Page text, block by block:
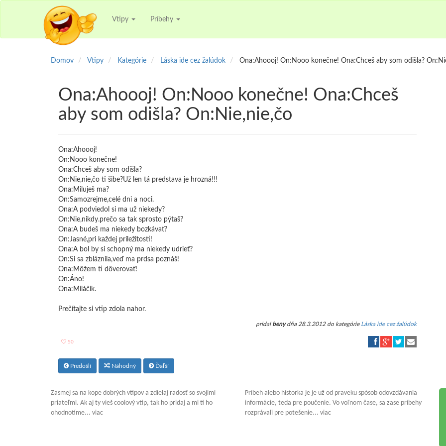
Vtipy Príbehy
Domov Vtipy Kategórie Láska ide cez žalúdok Ona:Ahoooj! On:Nooo konečne! Ona:Chceš aby som odišla?
Ona:Ahoooj! On:Nooo konečne! Ona:Chceš
aby som odišla? On:Nie,nie,čo
Ona:Ahoooj!
On:Nooo konečne!
Ona:Chceš aby som odišla?
On:Nie,nie,čo ti šibe?Už len tá predstava je hrozná!!!
Ona:Miluješ ma?
On:Samozrejme,celé dni a noci.
Ona:A podviedol si ma už niekedy?
On:Nie,nikdy.prečo sa tak sprosto pýtaš?
Ona:A budeš ma niekedy bozkávať?
On:Jasné,pri každej príležitosti!
Ona:A bol by si schopný ma niekedy udrieť?
On:Si sa zbláznila,veď ma prdsa poznáš!
Ona:Môžem ti dôverovať!
On:Áno!
Ona:Miláčik.
Prečítajte si vtip zdola nahor.
pridal benydňa 28.3.2012 do kategórie Láska ide cez žalúdok
50
Predošlí Náhodný Ďaľší
Zasmej sa na kope dobrých vtipov a zdielaj radosť so svojimi
priateľmi. Ak aj ty vieš coolový vtip, tak ho pridaj a mi ti ho
ohodnotíme... viac
Príbeh alebo historka je je už od praveku spósob odovzdávania
informácie, teda pre poučenie. Vo voľnom čase, sa zase príbehy
rozprávali pre potešenie... viac